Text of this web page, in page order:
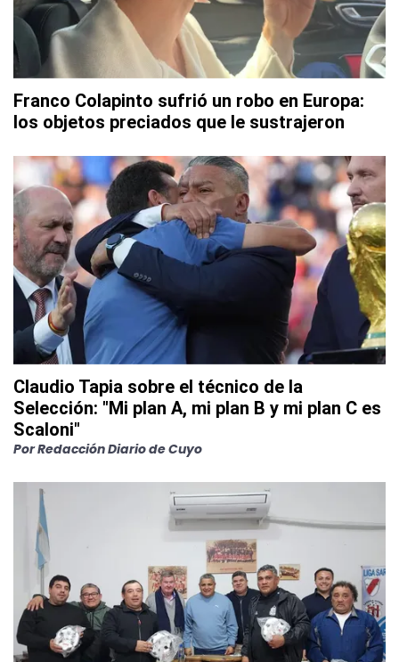
Franco Colapinto sufrió un robo en Europa:
los objetos preciados que le sustrajeron
Claudio Tapia sobre el técnico de la
Selección: "Mi plan A, mi plan B y mi plan C es
Scaloni"
PorRedacción Diario de Cuyo